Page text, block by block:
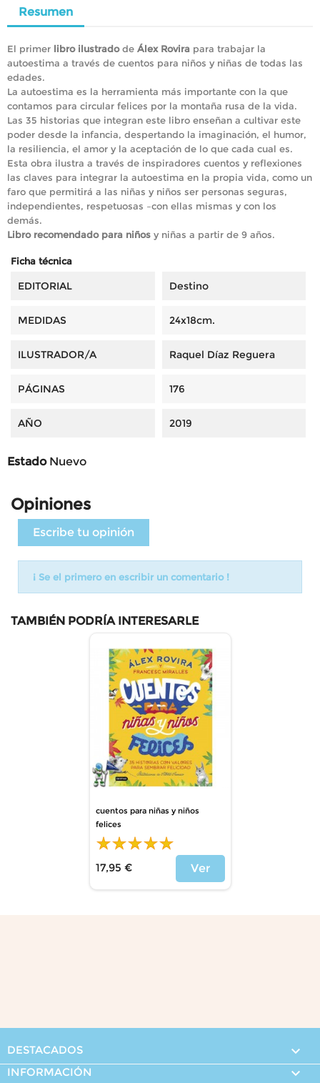
Resumen
El primer libro ilustradode Álex Rovira para trabajar la
autoestima a través de cuentos para niños y niñas de todas las
edades.
La autoestima es la herramienta más importante con la que
contamos para circular felices por la montaña rusa de la vida.
Las 35 historias que integran este libro enseñan a cultivar este
poder desde la infancia, despertando la imaginación, el humor,
la resiliencia, el amor y la aceptación de lo que cada cual es.
Esta obra ilustra a través de inspiradores cuentos y reflexiones
las claves para integrar la autoestima en la propia vida, como un
faro que permitirá a las niñas y niños ser personas seguras,
independientes, respetuosas –con ellas mismas y con los
demás.
Libro recomendado para niños y niñas a partir de 9 años.
Ficha técnica
EDITORIAL Destino
MEDIDAS 24x18cm.
ILUSTRADOR/A Raquel Díaz Reguera
PÁGINAS 176
AÑO 2019
Estado Nuevo
Opiniones
Escribe tu opinión
¡ Se el primero en escribir un comentario !
TAMBIÉN PODRÍA INTERESARLE
cuentos para niñas y niños
felices
17,95 €
Ver
DESTACADOS 
INFORMACIÓN 